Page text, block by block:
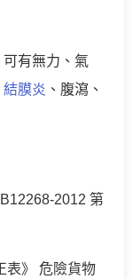
有無力、氣
結膜炎 、腹瀉、
2012 第
表》 危險貨物